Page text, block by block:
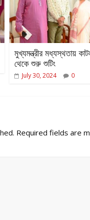
মুখ্যমন্ত্রীর মধ্যস্থতায়
থেকে শুরু শুটিং
July 30, 2024 0
Required fields are